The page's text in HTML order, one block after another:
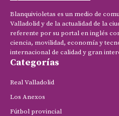
Blanquivioletas es un medio de
Valladolid y de la actualidad de la
referente por su portal en inglés
ciencia, movilidad, economía y
internacional de calidad y gran
Categorías
Real Valladolid
Los Anexos
Fútbol provincial